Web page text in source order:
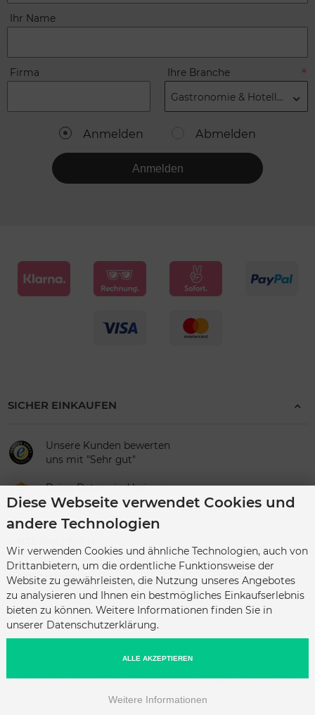
Ihr Name
Firma Ihre Branche
Gastronomie & Hotellerie
Anmelden Abmelden
Anmelden
SICHER EINKAUFEN
Unsere Kunden bewerten
uns mit "Sehr gut"
Deine Daten sind bei uns
sicher
KATEGORIEN
SERVICE
Sitemap Kontakt Datenschutz AGB Impressum
Diese Webseite verwendet Cookies und
andere Technologien
Wir verwenden Cookies und ähnliche Technologien, auch von
Drittanbietern, um die ordentliche Funktionsweise der
Website zu gewährleisten, die Nutzung unseres Angebotes
zu analysieren und Ihnen ein bestmögliches Einkaufserlebnis
bieten zu können. Weitere Informationen finden Sie in
unserer Datenschutzerklärung.
ALLE AKZEPTIEREN
Weitere Informationen